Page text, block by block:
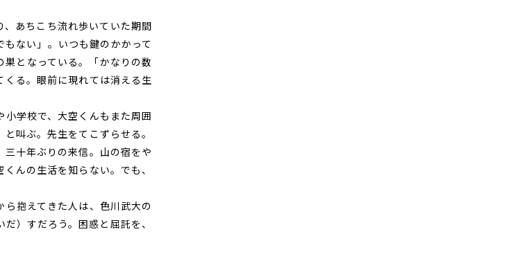
あちこち流れ歩いていた期間
ない」。いつも鍵のかかって
となっている。「かなりの数
る。眼前に現れては消える生
学校で、大空くんもまた周囲
叫ぶ。先生をてこずらせる。
十年ぶりの来信。山の宿をや
んの生活を知らない。でも、
抱えてきた人は、色川武大の
）すだろう。困惑と屈託を、